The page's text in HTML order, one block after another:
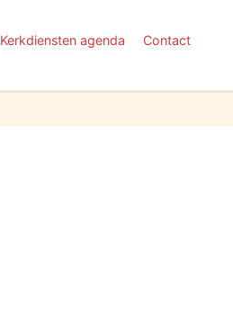
Kerkdiensten agenda Contact